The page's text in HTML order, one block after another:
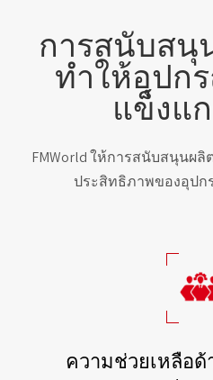
การสนับสนุ
ทำให้อุปก
แข็งแ
FMWorld ให้การสนับสนุนผ
ประสิทธิภาพของอุป
ความช่วยเหลือ